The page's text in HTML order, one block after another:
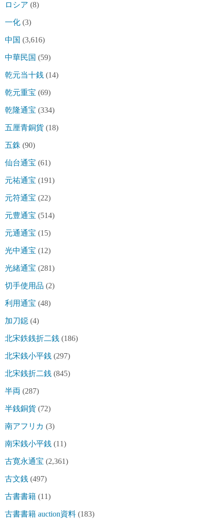
ロシア (8)
一化 (3)
中国 (3,616)
中華民国 (59)
乾元当十銭 (14)
乾元重宝 (69)
乾隆通宝 (334)
五厘青銅貨 (18)
五銖 (90)
仙台通宝 (61)
元祐通宝 (191)
元符通宝 (22)
元豊通宝 (514)
元通通宝 (15)
光中通宝 (12)
光緒通宝 (281)
切手使用品 (2)
利用通宝 (48)
加刀鐚 (4)
北宋鉄銭折二銭 (186)
北宋銭小平銭 (297)
北宋銭折二銭 (845)
半両 (287)
半銭銅貨 (72)
南アフリカ (3)
南宋銭小平銭 (11)
古寛永通宝 (2,361)
古文銭 (497)
古書書籍 (11)
古書書籍 auction資料 (183)